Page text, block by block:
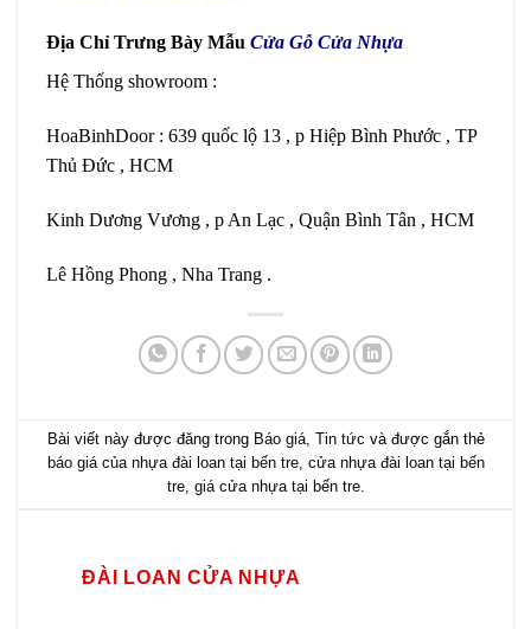
Địa Chỉ Trưng Bày Mẫu Cửa Gỗ Cửa Nhựa
Hệ Thống showroom :
HoaBinhDoor : 639 quốc lộ 13 , p Hiệp Bình Phước , TP
Thủ Đức , HCM
Kinh Dương Vương , p An Lạc , Quận Bình Tân , HCM
Lê Hồng Phong , Nha Trang .
Bài viết này được đăng trong Báo giá, Tin tức và được gắn thẻ
báo giá của nhựa đài loan tại bến tre, cửa nhựa đài loan tại bến
tre, giá cửa nhựa tại bến tre.
ĐÀI LOAN CỬA NHỰA